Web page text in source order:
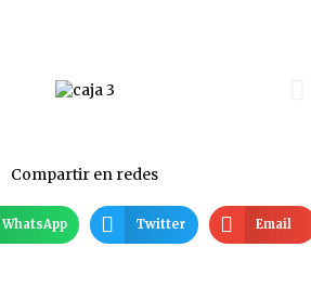
Compartir en redes
WhatsApp Twitter Email